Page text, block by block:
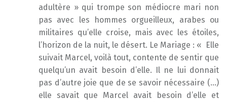
adultère » qui trompe son médiocre mari non
pas avec les hommes orgueilleux, arabes ou
militaires qu’elle croise, mais avec les étoiles,
l’horizon de la nuit, le désert. Le Mariage : « Elle
suivait Marcel, voilà tout, contente de sentir que
quelqu’un avait besoin d’elle. Il ne lui donnait
pas d’autre joie que de se savoir nécessaire (…)
elle savait que Marcel avait besoin d’elle et